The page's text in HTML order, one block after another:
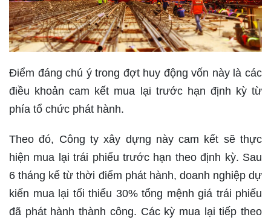
Điểm đáng chú ý trong đợt huy động vốn này là các
điều khoản cam kết mua lại trước hạn định kỳ từ
phía tổ chức phát hành.
Theo đó, Công ty xây dựng này cam kết sẽ thực
hiện mua lại trái phiếu trước hạn theo định kỳ. Sau
6 tháng kể từ thời điểm phát hành, doanh nghiệp dự
kiến mua lại tối thiểu 30% tổng mệnh giá trái phiếu
đã phát hành thành công. Các kỳ mua lại tiếp theo